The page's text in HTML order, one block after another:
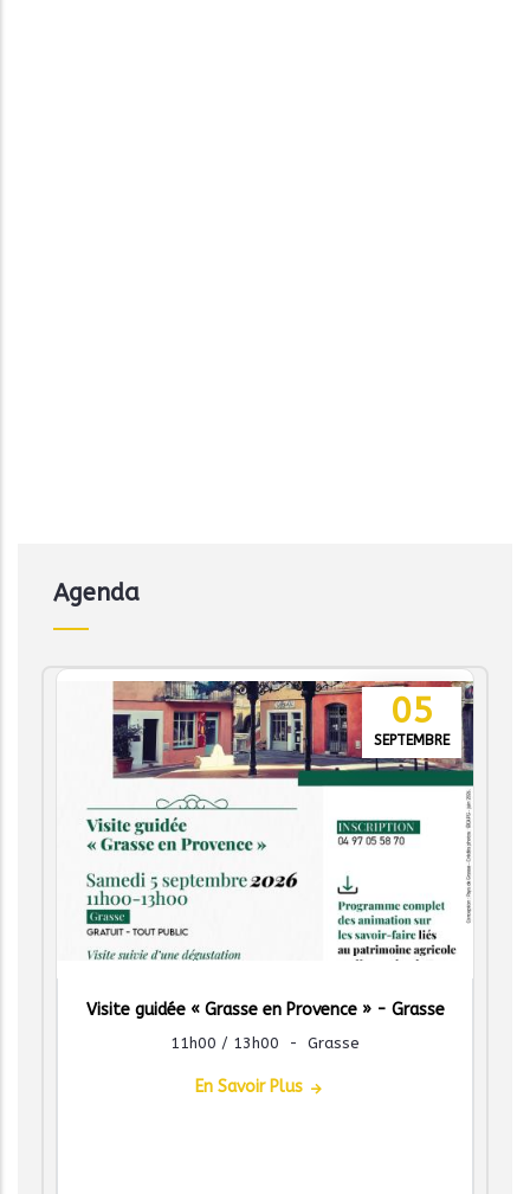
Agenda
05
SEPTEMBRE
Visite guidée « Grasse en Provence » - Grasse
11h00 / 13h00 - Grasse
En Savoir Plus